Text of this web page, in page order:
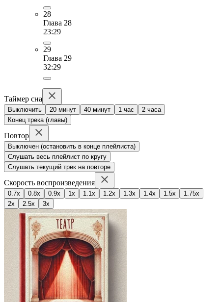
28
Глава 28
23:29
29
Глава 29
32:29
Таймер сна
Выключить 20 минут 40 минут 1 час
2 часа
Конец трека (главы)
Повтор
Выключен (остановить в конце плейлиста)
Слушать весь плейлист по кругу
Слушать текущий трек на повторе
Скорость воспроизведения
0.7x 0.8x 0.9x 1x 1.1x 1.2x 1.3x 1.4x 1.5x
1.75x
2x
2.5x 3x